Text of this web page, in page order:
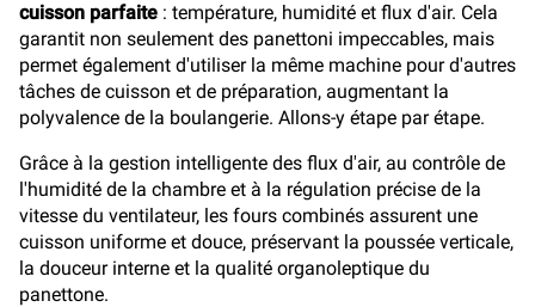
cuisson parfaite : température, humidité et flux d'air. Cela
garantit non seulement des panettoni impeccables, mais
permet également d'utiliser la même machine pour d'autres
tâches de cuisson et de préparation, augmentant la
polyvalence de la boulangerie. Allons-y étape par étape.
Grâce à la gestion intelligente des flux d'air, au contrôle de
l'humidité de la chambre et à la régulation précise de la
vitesse du ventilateur, les fours combinés assurent une
cuisson uniforme et douce, préservant la poussée verticale,
la douceur interne et la qualité organoleptique du
panettone.